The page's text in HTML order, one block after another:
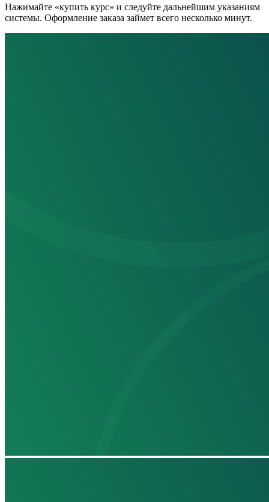
Нажимайте «купить курс» и следуйте дальнейшим указаниям
системы. Оформление заказа займет всего несколько минут.